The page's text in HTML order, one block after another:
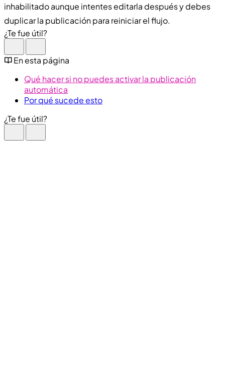
inhabilitado aunque intentes editarla después y debes
duplicar la publicación para reiniciar el flujo.
¿Te fue útil?
En esta página
Qué hacer si no puedes activar la publicación
automática
Por qué sucede esto
¿Te fue útil?